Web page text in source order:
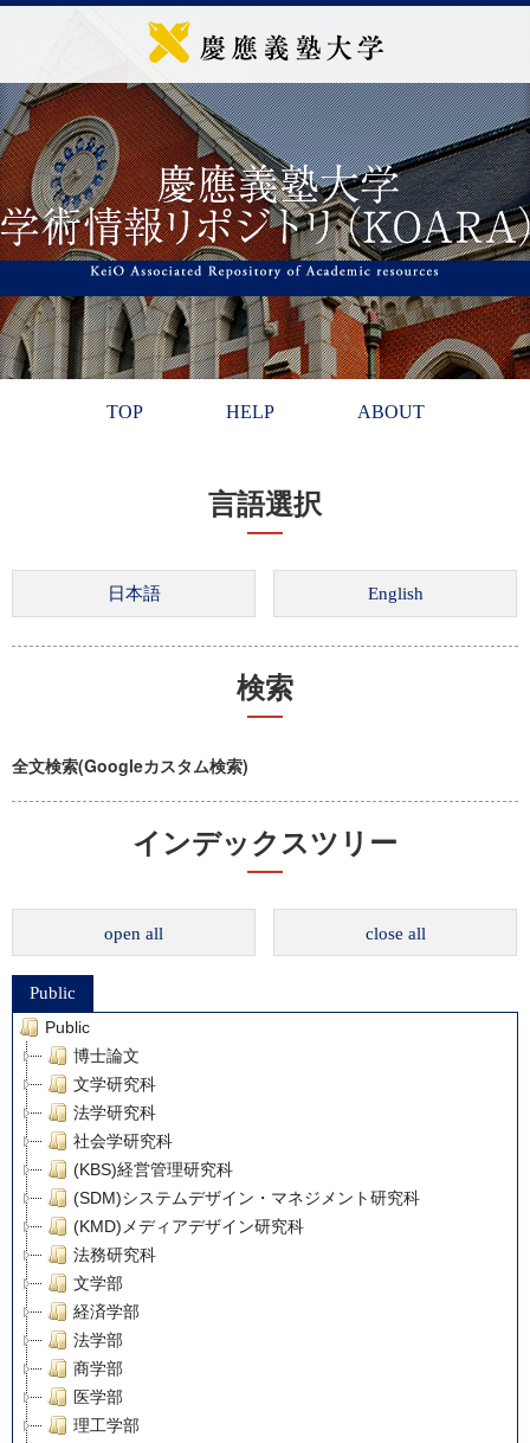
TOP HELP ABOUT
言語選択
検索
全文検索(Googleカスタム検索)
インデックスツリー
open all close all
Public
Public
博士論文
文学研究科
法学研究科
社会学研究科
(KBS)経営管理研究科
(SDM)システムデザイン・マネジメント研究科
(KMD)メディアデザイン研究科
法務研究科
文学部
経済学部
法学部
商学部
医学部
理工学部